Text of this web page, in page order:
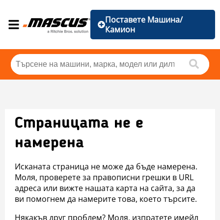
Поставете Машина/
Камион
Страницата не е
намерена
Исканата страница не може да бъде намерена.
Моля, проверете за правописни грешки в URL
адреса или вижте нашата карта на сайта, за да
ви помогнем да намерите това, което търсите.
Някакъв друг проблем? Моля, изпратете имейл